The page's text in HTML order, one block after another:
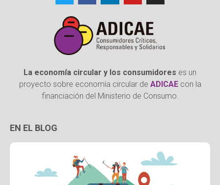
La economía circular y los consumidores es un
proyecto sobre economía circular de ADICAEcon la
financiación del Ministerio de Consumo.
EN EL BLOG